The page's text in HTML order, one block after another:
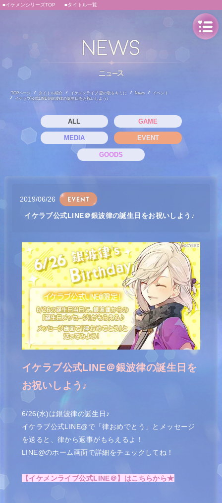
■イケメンシリーズTOP ■タイトル一覧
TOPページ タイトル紹介 イケメンライブ 恋の歌をキミに News
イベント
イケラブ公式LINE＠銀波律の誕生日をお祝いしよう♪
ALL GAME
MEDIA EVENT
GOODS
2019/06/26
イケラブ公式LINE＠銀波律の誕生日をお祝いしよう♪
イケラブ公式LINE＠銀波律の誕生日を
お祝いしよう♪
6/26(水)は銀波律の誕生日♪
イケラブ公式LINE@で「律おめでとう」とメッセージ
を送ると、律から返事がもらえるよ！
LINE@のホーム画面で詳細をチェックしてね！
【イケメンライブ公式LINE＠】はこちらから★